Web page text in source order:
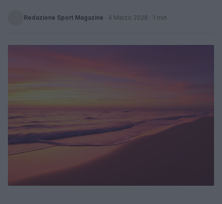
Redazione Sport Magazine · 4 Marzo 2026 · 1 min